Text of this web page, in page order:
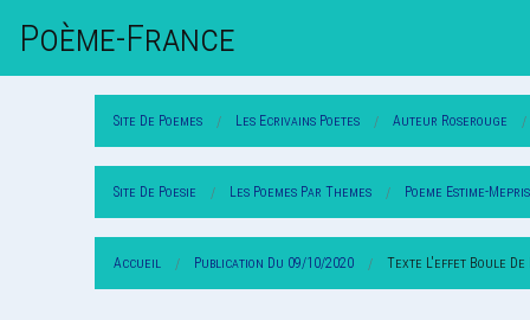
Poème-FrAnce
Site De Poemes Les Ecrivains Poetes Auteur Roserouge
Site De Poesie Les Poemes Par Themes Poeme Estime-Mepris
Accueil Publication Du 09/10/2020 Texte L'effet Boule De